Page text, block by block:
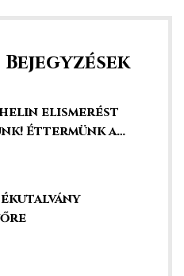
elismerést
Éttermünk a